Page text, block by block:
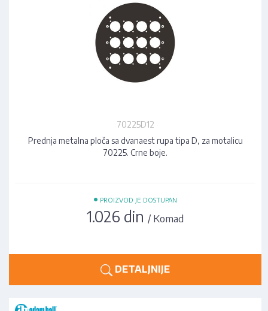
70225D12
Prednja metalna ploča sa dvanaest rupa tipa D, za motalicu
70225. Crne boje.
• PROIZVOD JE DOSTUPAN
1.026 din / Komad
DETALJNIJE